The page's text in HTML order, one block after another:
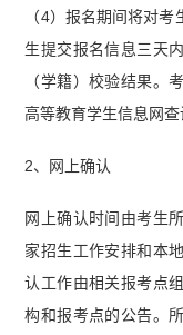
（4）报名期间将对
生提交报名信息三天
（学籍）校验结果。
高等教育学生信息网查
2、网上确认
网上确认时间由考生
家招生工作安排和本
认工作由相关报考点
构和报考点的公告。